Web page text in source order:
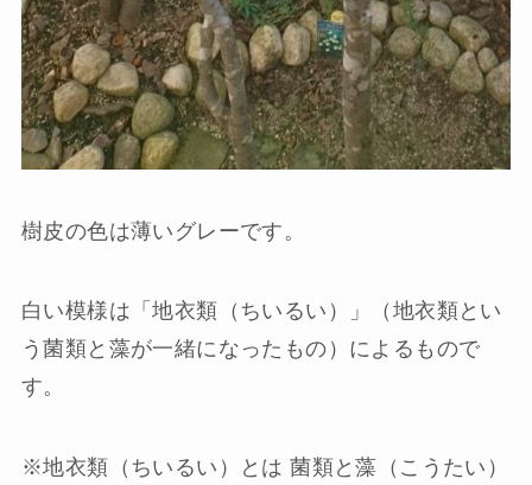
樹皮の色は薄いグレーです。
白い模様は「地衣類（ちいるい）」（地衣類とい
う菌類と藻が一緒になったもの）によるもので
す。
※地衣類（ちいるい）とは 菌類と藻（こうたい）